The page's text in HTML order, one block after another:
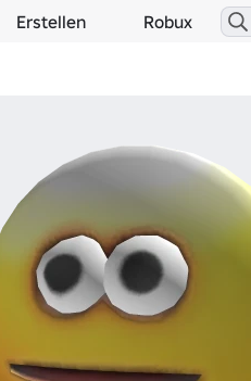
Erstellen Robux